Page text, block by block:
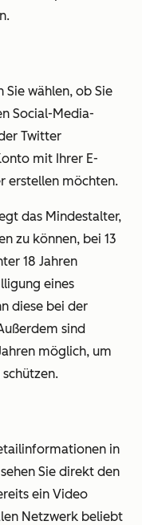
wählen, ob Sie
Social-Media-
Twitter
mit Ihrer E-
erstellen möchten.
das Mindestalter,
zu können, bei 13
18 Jahren
eines
diese bei der
sind
möglich, um
in
Sie direkt den
ein Video
Netzwerk beliebt